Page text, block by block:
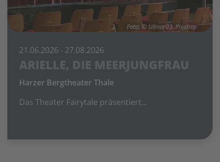
Foto: © Ulmar93, Pixabay
21.06.2026 - 27.08.2026
ARIELLE, DIE MEERJUNGFRAU
Harzer Bergtheater Thale
Das Theater Fairytale präsentiert...